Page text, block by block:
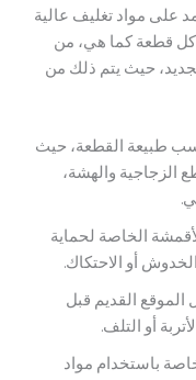
تغليف عالية
كما هي، من
يتم ذلك من
القطعة، حيث
والهشة،
لحماية
الاحتكاك.
قبل
مواد